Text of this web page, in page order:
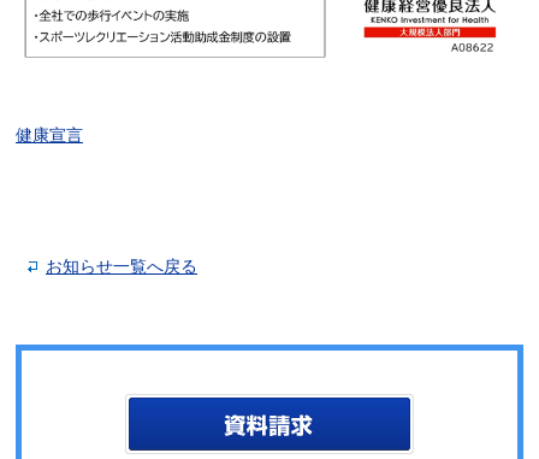
健康宣言
お知らせ一覧へ戻る